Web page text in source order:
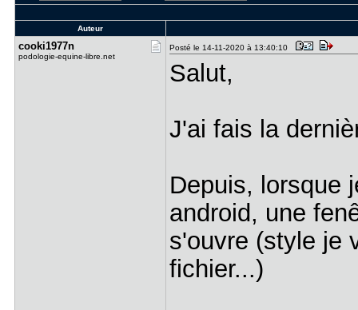
Auteur
cooki1977n
podologie-equine-libre.net
Posté le 14-11-2020 à 13:40:10
Salut,
J'ai fais la
Depuis, lorsque
android, une
s'ouvre (style je
fichier...)